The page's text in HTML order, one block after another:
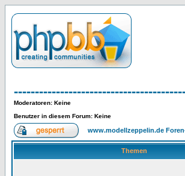
Moderatoren: Keine
Benutzer in diesem Forum: Keine
www.modellzeppelin.de
Themen